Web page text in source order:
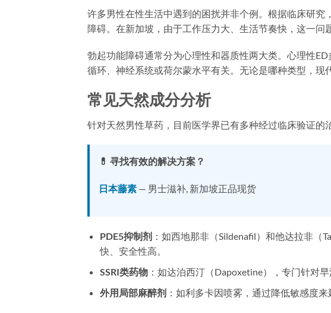
许多男性在性生活中遇到的困扰并非个例。根据临床研
障碍。在新加坡，由于工作压力大、生活节奏快，这一问
勃起功能障碍通常分为心理性和器质性两大类。心理性
循环、神经系统或荷尔蒙水平有关。无论是哪种类型，现
常见天然成分分析
针对天然男性草药，目前医学界已有多种经过临床验证的
💊 寻找有效的解决方案？
日本藤素 — 男士滋补, 新加坡正品现货
PDE5抑制剂 ：如西地那非（Sildenafil）和他达拉非（
快、安全性高。
SSRI类药物：如达泊西汀（Dapoxetine），专门针对早
外用局部麻醉剂：如利多卡因喷雾，通过降低敏感度来